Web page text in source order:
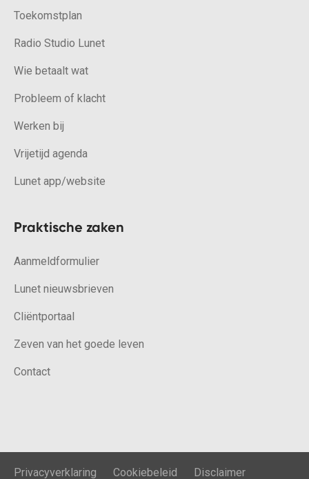
Toekomstplan
Radio Studio Lunet
Wie betaalt wat
Probleem of klacht
Werken bij
Vrijetijd agenda
Lunet app/website
Praktische zaken
Aanmeldformulier
Lunet nieuwsbrieven
Cliëntportaal
Zeven van het goede leven
Contact
Privacyverklaring Cookiebeleid Disclaimer